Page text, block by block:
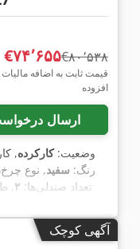
‎€۷۴٬۶۵۵ ‎€۸۰٬۵۳۸
قیمت ثابت به اضافه
افزوده
ارسال
وضعیت:کارکرده,
, رنگ: سفید, نوع
تعداد صندلی‌ها: ۲,
آگهی کوچک